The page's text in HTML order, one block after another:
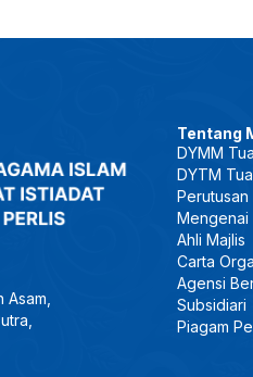
Tentang
DYMM
DYTM
Mengenai
Ahli Majlis
Carta
Agensi
Subsidiari
Piagam